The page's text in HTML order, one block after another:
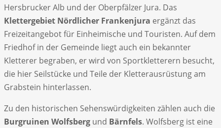
Hersbrucker Alb und der Oberpfälzer Jura. Das
Klettergebiet Nördlicher Frankenjura ergänzt das
Freizeitangebot für Einheimische und Touristen. Auf dem
Friedhof in der Gemeinde liegt auch ein bekannter
Kletterer begraben, er wird von Sportkletterern besucht,
die hier Seilstücke und Teile der Kletterausrüstung am
Grabstein hinterlassen.
Zu den historischen Sehenswürdigkeiten zählen auch die
Burgruinen Wolfsberg und Bärnfels. Wolfsberg ist eine